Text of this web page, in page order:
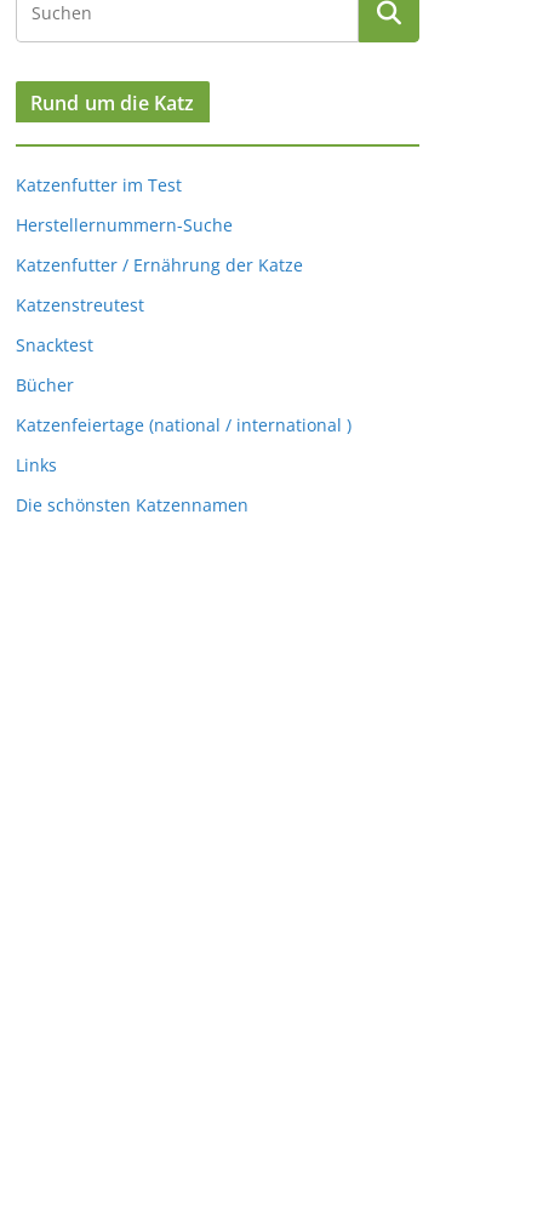
Rund um die Katz
Katzenfutter im Test
Herstellernummern-Suche
Katzenfutter / Ernährung der Katze
Katzenstreutest
Snacktest
Bücher
Katzenfeiertage (national / international )
Links
Die schönsten Katzennamen